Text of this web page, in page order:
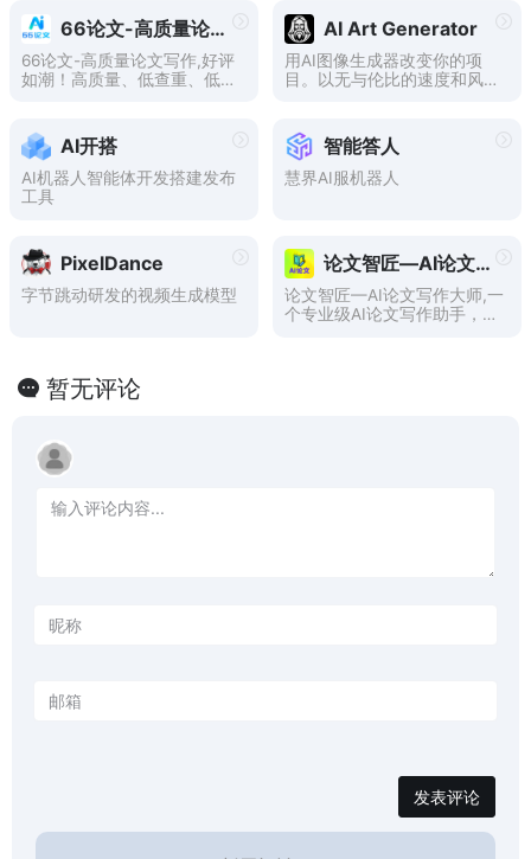
66论文-高质量论文写作
66论文-高质量论文写作,好评
如潮！高质量、低查重、低AI
报告、任务书、答辩PPT，无
限制生成大纲等十多种论文生
成。
AI Art Generator
用AI图像生成器改变你的项
目。以无与伦比的速度和风格
AI开搭
AI机器人智能体开发搭建发布
工具
智能答人
慧界AI服机器人
PixelDance
字节跳动研发的视频生成模型
论文智匠—AI论文写作大师
论文智匠—AI论文写作大师,一
个专业级AI论文写作助手，可
暂无评论
发表评论